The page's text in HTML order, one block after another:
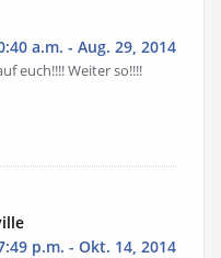
a.m. - Aug. 29, 2014
euch!!!! Weiter so!!!!
p.m. - Okt. 14, 2014